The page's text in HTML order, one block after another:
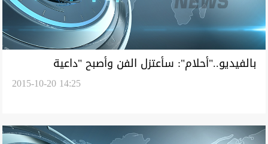
بالفيديو.."أحلام": سأعتزل الفن وأصبح "داعية
2015-10-20 14:25